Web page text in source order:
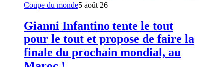
Coupe du monde5 août 26
Gianni Infantino tente le tout
pour le tout et propose de faire la
finale du prochain mondial, au